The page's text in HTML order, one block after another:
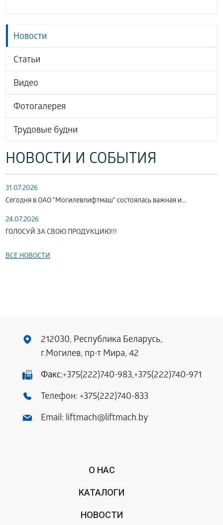
Новости
Статьи
Видео
Фотогалерея
Трудовые будни
НОВОСТИ И СОБЫТИЯ
31.07.2026
Сегодня в ОАО "Могилевлифтмаш" состоялась важная и...
24.07.2026
ГОЛОСУЙ ЗА СВОЮ ПРОДУКЦИЮ!!!
ВСЕ НОВОСТИ
212030, Республика Беларусь,
г.Могилев, пр-т Мира, 42
Факс:+375(222)740-983,+375(222)740-971
Телефон: +375(222)740-833
Email: liftmach@liftmach.by
О НАС
КАТАЛОГИ
НОВОСТИ